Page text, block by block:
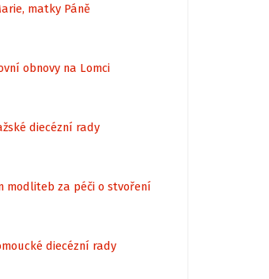
matky Páně
obnovy na Lomci
diecézní rady
modliteb za péči o stvoření
diecézní rady